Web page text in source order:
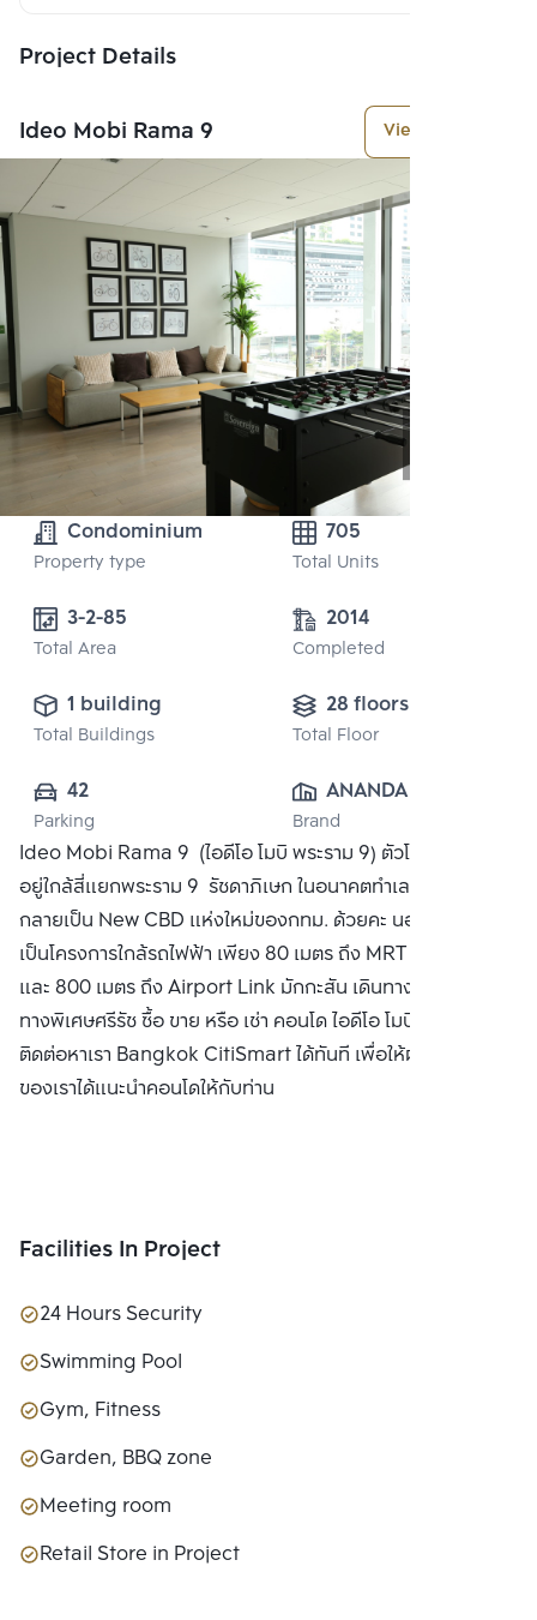
Project Details
Ideo Mobi Rama 9 View More
Condominium
Property type
705
Total Units
3-2-85
Total Area
2014
Completed
1 building
Total Buildings
28 floors
Total Floor
42
Parking
ANANDA
DEVELOPMENT
PUBLIC CO.,
LTD.
Brand
Ideo Mobi Rama 9 (ไอดีโอ โมบิ พระราม 9) ตัวโครงการตั้ง
อยู่ใกล้สี่แยกพระราม 9  รัชดาภิเษก ในอนาคตทำเลบริเวณนี้ จะ
กลายเป็น New CBD แห่งใหม่ของกทม. ด้วยคะ นอกจากนั้นยัง
เป็นโครงการใกล้รถไฟฟ้า เพียง 80 เมตร ถึง MRT พระราม 9
และ 800 เมตร ถึง Airport Link มักกะสัน เดินทางสะดวก ใกล้
ทางพิเศษศรีรัช ซื้อ ขาย หรือ เช่า คอนโด ไอดีโอ โมบิ พระราม 9
ติดต่อหาเรา Bangkok CitiSmart ได้ทันที เพื่อให้ผู้เชี่ยวชาญ
ของเราได้แนะนำคอนโดให้กับท่าน
Facilities In Project
24 Hours Security
Swimming Pool
Gym, Fitness
Garden, BBQ zone
Meeting room
Retail Store in Project